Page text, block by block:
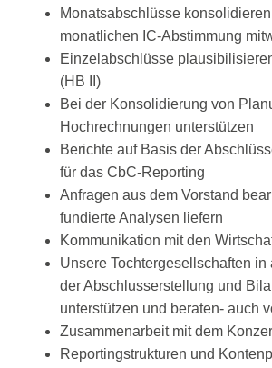
Monatsabschlüsse
monatlichen IC-Abstimmung
Einzelabschlüsse
(HB II)
Bei der Konsolidierung von
Hochrechnungen unterstützen
Berichte auf Basis der
für das CbC-Reporting
Anfragen aus dem Vorstand
fundierte Analysen liefern
Kommunikation mit den
Unsere Tochtergesellschaften
der Abschlusserstellung und
unterstützen und beraten- auch
Zusammenarbeit mit dem
Reportingstrukturen und